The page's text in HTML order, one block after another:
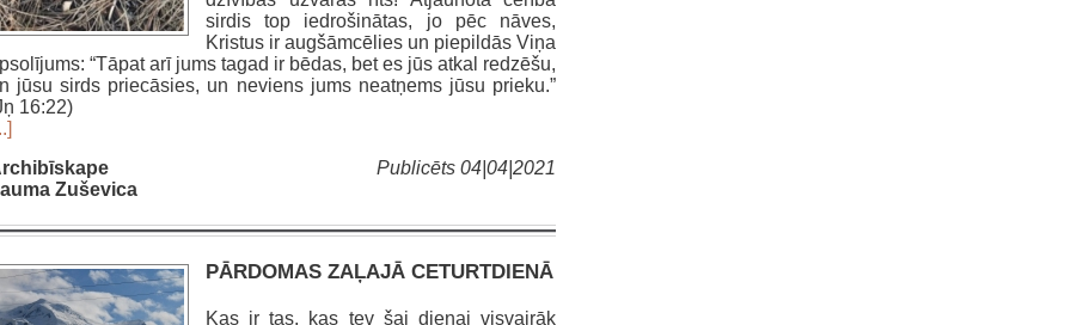
sirdis top iedrošinātas, jo pēc nāves,
Kristus ir augšāmcēlies un piepildās Viņa
“Tāpat arī jums tagad ir bēdas, bet es jūs atkal redzēšu,
jūsu sirds priecāsies, un neviens jums neatņems jūsu prieku.”
16:22)
Publicēts 04|04|2021
Zuševica
PĀRDOMAS ZAĻAJĀ CETURTDIENĀ
Kas ir tas, kas tev šai dienai visvairāk